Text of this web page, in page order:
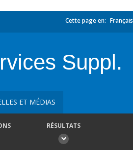
Cette page en: Français
Suppl.
ET MÉDIAS
RÉSULTATS